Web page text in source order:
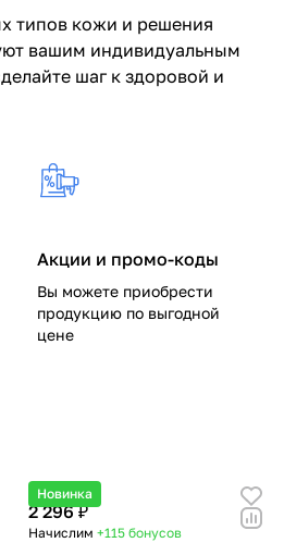
типов кожи и решения
вашим индивидуальным
шаг к здоровой и
Акции и промо-коды
Вы можете приобрести
продукцию по выгодной
цене
Новинка
2 296 ₽
Начислим +115 бонусов